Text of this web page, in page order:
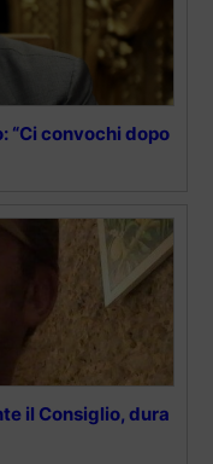
“Ci convochi dopo
il Consiglio, dura